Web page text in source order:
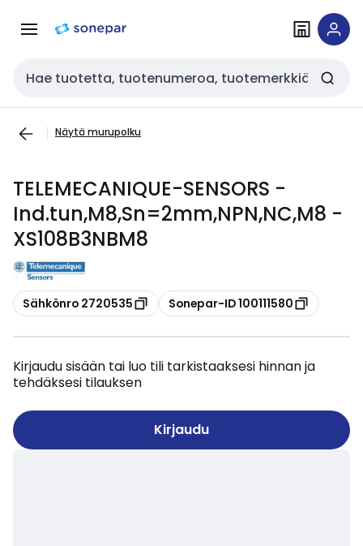
navigointiinsisältöön
Haku
Näytä murupolku
TELEMECANIQUE-SENSORS -
Ind.tun,M8,Sn=2mm,NPN,NC,M8 -
XS108B3NBM8
Kopioi
Sähkönro 2720535 Kopioi
Sonepar-ID 100111580
Kirjaudu sisään tai luo tili tarkistaaksesi hinnan ja
tehdäksesi tilauksen
Kirjaudu